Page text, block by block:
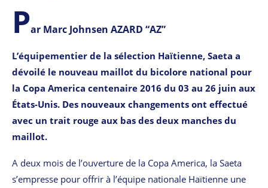
Par Marc Johnsen AZARD “AZ”
L’équipementier de la sélection Haïtienne, Saeta a
dévoilé le nouveau maillot du bicolore national pour
la Copa America centenaire 2016 du 03 au 26 juin aux
États-Unis. Des nouveaux changements ont effectué
avec un trait rouge aux bas des deux manches du
maillot.
A deux mois de l’ouverture de la Copa America, la Saeta
s’empresse pour offrir à l’équipe nationale Haïtienne une